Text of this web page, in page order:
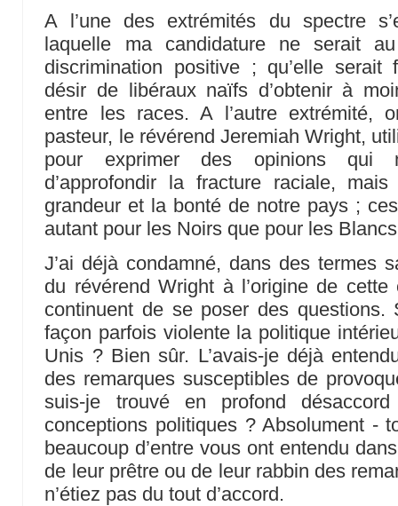
A l’une des extrémités du spectre
laquelle ma candidature ne serait
discrimination positive ; qu’elle serait
désir de libéraux naïfs d’obtenir à
entre les races. A l’autre extrémité,
pasteur, le révérend Jeremiah Wright,
pour exprimer des opinions qui
d’approfondir la fracture raciale,
grandeur et la bonté de notre pays ;
autant pour les Noirs que pour les
J’ai déjà condamné, dans des termes
du révérend Wright à l’origine de
continuent de se poser des questions.
façon parfois violente la politique
Unis ? Bien sûr. L’avais-je déjà
des remarques susceptibles de
suis-je trouvé en profond
conceptions politiques ? Absolument -
beaucoup d’entre vous ont entendu
de leur prêtre ou de leur rabbin des
n’étiez pas du tout d’accord.